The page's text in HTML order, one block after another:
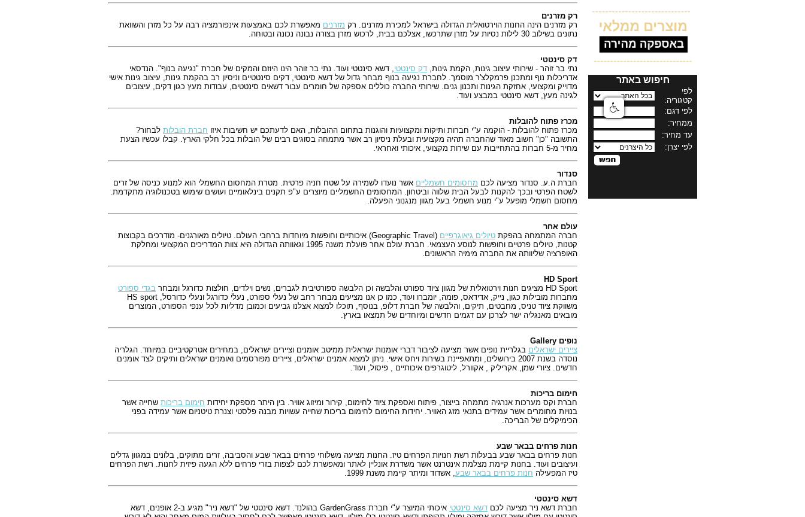
חיפוש באתר
רק מזרנים
רק מזרנים הינה החנות הוירטואלית הגדולה בישראל למכירת מזרנים. רק מזרנים מאפשרת לכם באמצעות אינפורמציה רבה על כל מזרן והשוואת
נתונים בשילוב 30 לילות נסיות על מזרן שתרכשו, אצלכם בבית, לרכוש מזרן בצורה נבונה נכונה ובטוחה.
דק סינטטי
נתי בר זוהר - שירותי עיצוב גינות, הקמת גינות, דק סינטטי, דשא סינטטי ועוד. נתי בר זוהר הינו היוזם והמקים של חברת "נגיעה בנוף". הנדסאי
אדריכלות נוף ומתכנן פרמקלצ'ר מוסמך. לחברת נגיעה בנוף מבחר גדול של דשא סינטטי, דקים סינטטיים וניסיון רב בהקמת גינות, עיצוב גינות אישי
מדוייק ומקצועי, אחזקת הגינות ותכנון גנים. שירותי החברה כוללים אספקה של חומרים עבור דשאים סינטטים, עבודות מעץ כגון דקים, עיצובים
לגינה מעץ, דשא סינטטי במבצע ועוד.
מכרז פתוח להובלות
מכרז פתוח להובלות - הוקמה ע"י חברות ותיקות ומקצועיות והוגנות בתחום ההובלות, האם לדעתכם יש חשיבות איזו חברת הובלות לבחור?
התשובה "כן" חשוב מאוד שהחברה תהיה מקצועית ובעלת ניסיון רב אשר מתמחה בסוגים רבים של הובלות בכל חלקי הארץ. קבלו עכשיו הצעת
מחיר מ-5 חברות בהתחייבות עם שירות מקצועי, איכותי ואחראי.
סנדור
חברת ה.ע. סנדור מציעה לכם מחסומים חשמליים אשר נועדו לשמירה על שטח חניה פרטית. מטרת המחסום החשמלי הוא למנוע כניסה של זרים
לשטח הפרטי ובכך להקנות לבעל הבית שלווה וביטחון. המחסומים החשמליים מיוצרים ע"פ תקנים בינלאומיים ועושים שימוש בטכנולוגיה מתקדמת.
מחסום חשמלי מופעל ע"י מנוע חשמלי בעל מגוון מנגנוני הפעלה.
עולם אחר
חברה המתמחה בהפקת טיולים גיאוגרפיים
(Geographic Travel) איכותיים וחופשות מיוחדות ברחבי העולם. טיולים מאורגנים- מודרכים בקבוצות
קטנות, טיולים פרטיים וחופשות לנוסע העצמאי. חברת עולם אחר פועלת משנה 1995 וגאוותה הגדולה היא צוות המדריכים המקצועי ומחלקת
האופרציה שליוותה את החברה מימיה הראשונים.
HD Sport
HD Sport מציגים חנות וירטואלית של מגוון ציוד ספורט והלבשה וכן הלבשה ספורטיבית לגברים, נשים וילדים, חולצות כדורגל ומבחר
בגדי ספורט
מחברות מובילות כגון, נייק, אדידאס, פומה, יומברו ועוד, כמו כן אנו מציעים מבחר רחב של נעלי ספורט, נעלי כדורגל ונעלי כדורסל, HS sport
משווקת ציוד טניס, מחבטים, תיקים, והלבשה של חברת דלופ, בנוסף, תוכלו למצוא אצלנו גביעים וכמובן מדליות לכל ענפי הספורט, המוצרים
מובאים מאנגליה ישר לצרכן עם דגמים חדשים ומיוחדים של תמצאו בארץ.
נופים Gallery
ציירים ישראלים בגלריית נופים אשר מציעה לציבור דברי אומנות ישראלית ממיטב אומנים וציירים ישראלים, במחירים אטרקטיביים במיוחד. הגלריה
נוסדה בשנת 2007 בירושלים, ומתאפיינת בשירות ויחס אישי. ניתן למצוא אמנים ישראלים, ציירים מפורסמים ואומנים ישראלים ותיקים לצד אומנים
חדשים. ציורי שמן, אקריליק , אקוורל, ליטוגרפים איכותיים , פיסול, ועוד.
חימום בריכות
חברת וקס מערכות אנרגיה מתמחה בייצור, פיתוח ואספקת ציוד לחימום, קירור ומיזוג אוויר. בין היתר מספקת יחידות חימום בריכות שחייה אשר
בנויות מחומרים אשר עמידים בתנאי מזג האוויר. יחידות החימום לחימום בריכות שחייה עשויות מבנה פלסטי וצנרת טיטניום אשר עמידה בפני
הכימיקלים של הבריכה.
חנות פרחים בבאר שבע
חנות פרחים בבאר שבע בבעלות רשת חנויות הפרחים טיז. החנות מציעה משלוחי פרחים בבאר שבע והסביבה, זרים מתוקים, בלונים במגוון גדלים
ועיצובים ועוד. בחנות קיימת מצלמת אינטרנט אשר משדרת אונליין לאתר ומאפשרת לכם לצפות בזרי פרחים ללא הגעה פיזית לחנות. רשת הפרחים
טיז המפעילה חנות פרחים בבאר שבע, אשדוד ומיתר קיימת משנת 1999.
דשא סינטטי
חברת דשא ניר מציעה לכם דשא סינטטי
איכותי המיוצר ע"י חברת GardenGrass בהולנד. דשא סינטטי של "דשא ניר" מגיע ב-2 אופנים, דשא